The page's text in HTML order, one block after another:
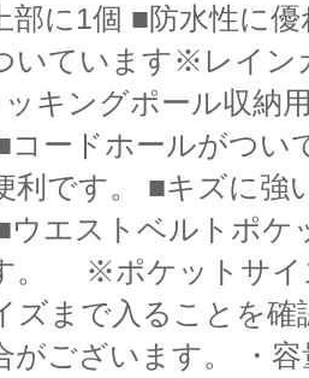
部に1個 ■防水性に
いています※レイン
キングポール収納
コードホールがつい
利です。 ■キズに強
ウエストベルトポケ
。 ※ポケットサイ
ズまで入ることを
がございます。 ・